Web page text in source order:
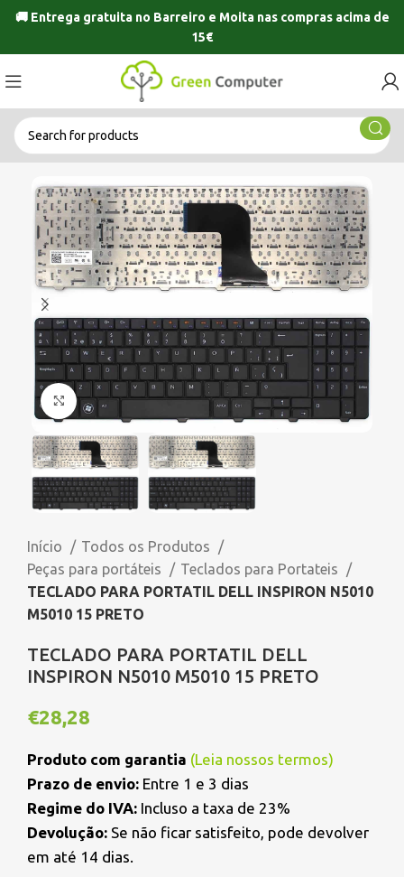
🚚 Entrega gratuita no Barreiro e Moitanas compras acima de
15€
Click to enlarge
Início
Todos os Produtos
Peças para portáteis
Teclados para Portateis
TECLADO PARA PORTATIL DELL INSPIRON N5010
M5010 15 PRETO
TECLADO PARA PORTATIL DELL
INSPIRON N5010 M5010 15 PRETO
€28,28
Produto com garantia (Leia nossos termos)
Prazo de envio: Entre 1 e 3 dias
Regime do IVA: Incluso a taxa de 23%
Devolução: Se não ficar satisfeito, pode devolver
em até 14 dias.